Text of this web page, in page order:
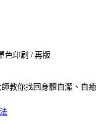
色印刷 / 再版
教你找回身體自潔、自